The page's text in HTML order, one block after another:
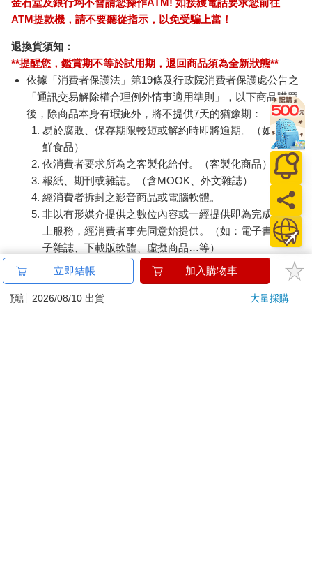
ATM提款機，請不要聽從指示，以免受騙上當！
退換貨須知：
**提醒您，鑑賞期不等於試用期，退回商品須為全新狀態**
依據「消費者保護法」第19條及行政院消費者保護處公告之
「通訊交易解除權合理例外情事適用準則」，以下商品購買
後，除商品本身有瑕疵外，將不提供7天的猶豫期：
易於腐敗、保存期限較短或解約時即將逾期。（如：生
鮮食品）
依消費者要求所為之客製化給付。（客製化商品）
報紙、期刊或雜誌。（含MOOK、外文雜誌）
經消費者拆封之影音商品或電腦軟體。
非以有形媒介提供之數位內容或一經提供即為完成之線
上服務，經消費者事先同意始提供。（如：電子書、電
子雜誌、下載版軟體、虛擬商品…等）
已拆封之個人衛生用品。（如：內衣褲、刮鬍刀、除毛
刀…等）
若非上列種類商品，均享有到貨7天的猶豫期（含例假
立即結帳 加入購物車
預計 2026/08/10 出貨 大量採購